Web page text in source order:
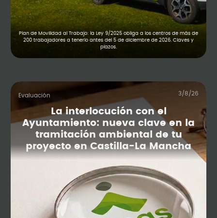
Plan de Movilidad al Trabajo: la Ley 9/2025 obliga a los centros de más de
200 trabajadores a tenerlo antes del 5 de diciembre de 2026. Claves y
plazos.
Evaluación 3/8/26
La interlocución con el
Ayuntamiento: nueva clave en la
tramitación ambiental de tu
proyecto en Castilla-La Mancha